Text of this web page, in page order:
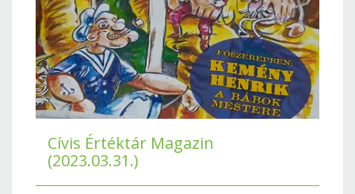
Cívis Értéktár Magazin
(2023.03.31.)